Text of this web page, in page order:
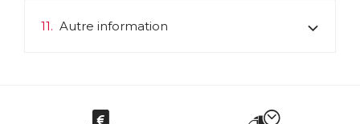
11. Autre information